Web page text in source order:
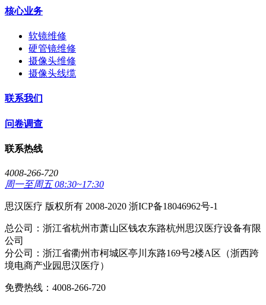
核心业务
软镜维修
硬管镜维修
摄像头维修
摄像头线缆
联系我们
问卷调查
联系热线
4008-266-720
周一至周五 08:30~17:30
思汉医疗 版权所有 2008-2020 浙ICP备18046962号-1
总公司：浙江省杭州市萧山区钱农东路杭州思汉医疗设备有限
公司
分公司：浙江省衢州市柯城区亭川东路169号2楼A区（浙西跨
境电商产业园思汉医疗）
免费热线：4008-266-720